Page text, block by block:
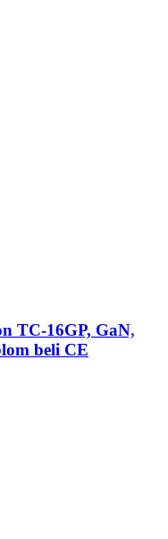
TC-16GP, GaN,
beli CE